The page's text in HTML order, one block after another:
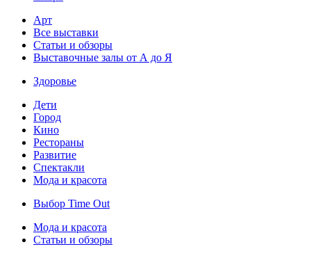
Арт
Все выставки
Статьи и обзоры
Выставочные залы от А до Я
Здоровье
Дети
Город
Кино
Рестораны
Развитие
Спектакли
Мода и красота
Выбор Time Out
Мода и красота
Статьи и обзоры